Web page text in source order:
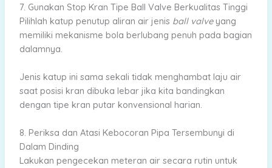
7. Gunakan Stop Kran Tipe Ball Valve Berkualitas Tinggi
Pilihlah katup penutup aliran air jenis ball valveyang
memiliki mekanisme bola berlubang penuh pada bagian
dalamnya.
Jenis katup ini sama sekali tidak menghambat laju air
saat posisi kran dibuka lebar jika kita bandingkan
dengan tipe kran putar konvensional harian.
8. Periksa dan Atasi Kebocoran Pipa Tersembunyi di
Dalam Dinding
Lakukan pengecekan meteran air secara rutin untuk